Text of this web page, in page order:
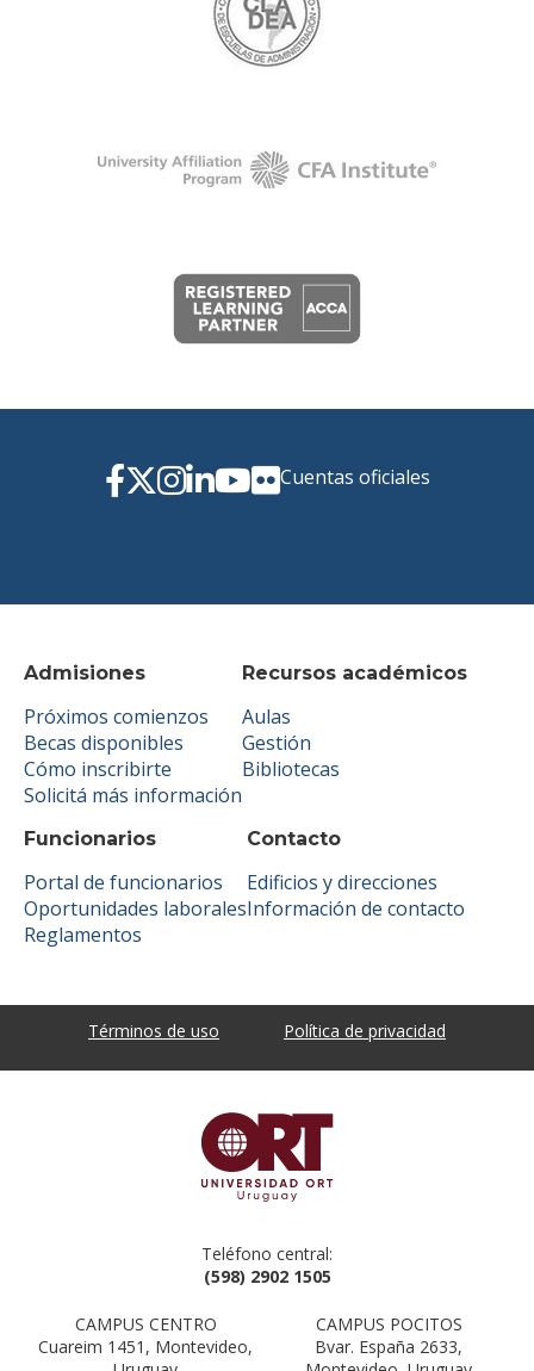
Admisiones
Próximos comienzos
Becas disponibles
Cómo inscribirte
Solicitá más información
Recursos académicos
Aulas
Gestión
Bibliotecas
Funcionarios
Portal de funcionarios
Oportunidades laborales
Reglamentos
Contacto
Edificios y direcciones
Información de contacto
Cuentas oficiales
Términos de uso Política de privacidad
Teléfono central:
(598) 2902 1505
CAMPUS CENTRO
Cuareim 1451, Montevideo,
CAMPUS POCITOS
Bvar. España 2633,